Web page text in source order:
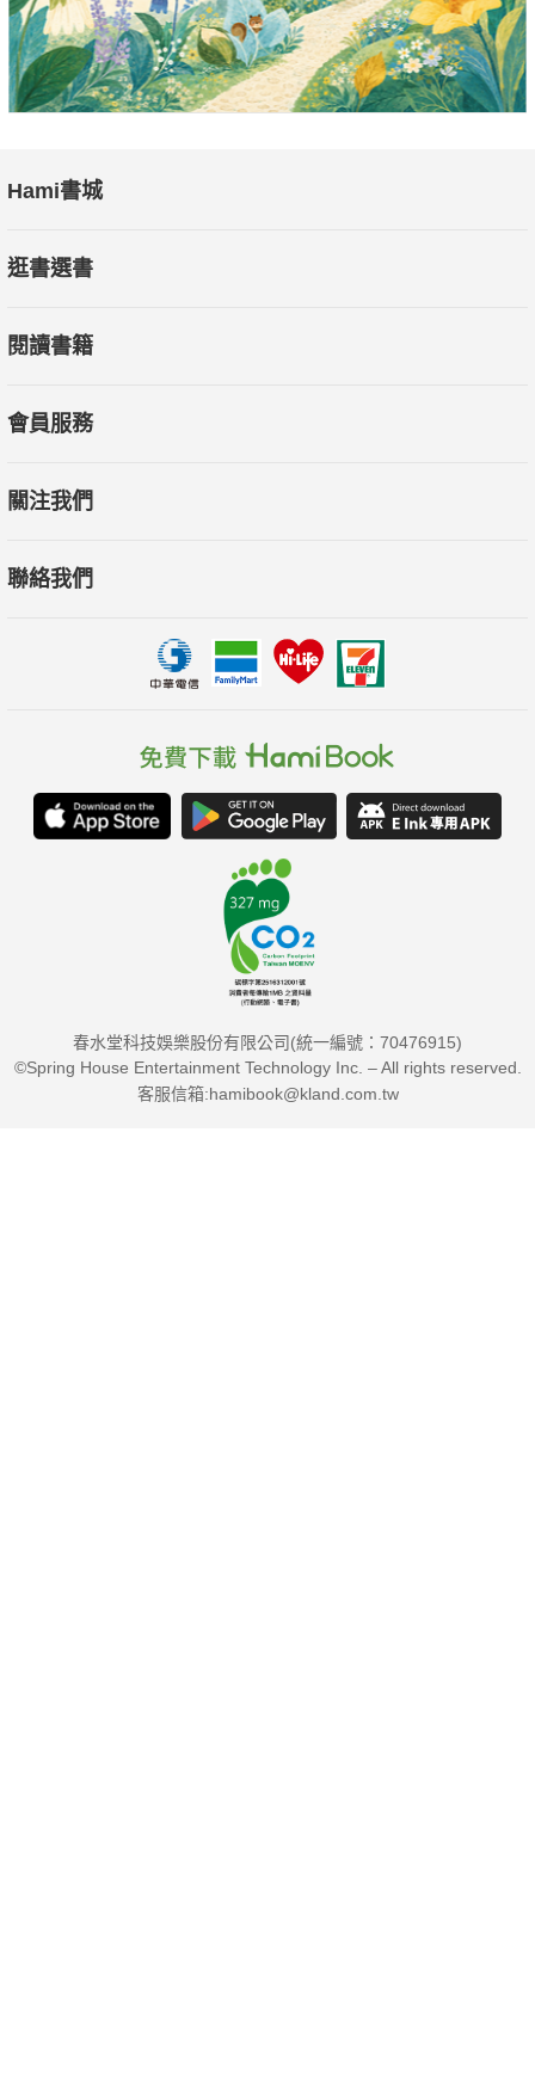
難關就像一場棒球賽，戰況或許膠著、情勢或許看來不太妙，但
在最後一個出局數出現之前，永遠都有無限可能，只要不放棄、
只要願意相信，不管最後輸贏，至少可以問心無愧拍拍自己，
「做得好」！
推薦序
Hami書城
逛書選書
閱讀書籍
會員服務
關注我們
聯絡我們
春水堂科技娛樂股份有限公司(統一編號：70476915)
©Spring House Entertainment Technology Inc. – All rights reserved.
客服信箱:hamibook@kland.com.tw